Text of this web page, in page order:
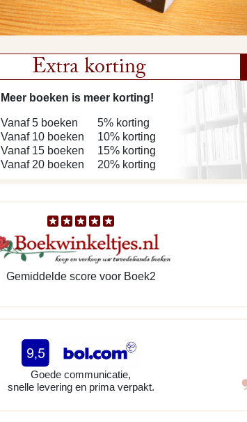
Extra korting
Meer boeken is meer korting!
Vanaf 5 boeken
Vanaf 10 boeken
Vanaf 15 boeken
Vanaf 20 boeken
5% korting
10% korting
15% korting
20% korting
Gemiddelde score voor Boek2
Goede communicatie,
snelle levering en prima verpakt.